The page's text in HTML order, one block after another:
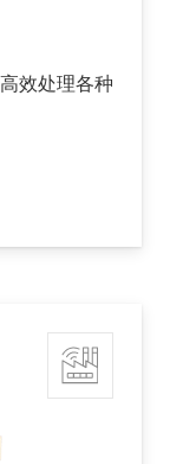
效处理各种